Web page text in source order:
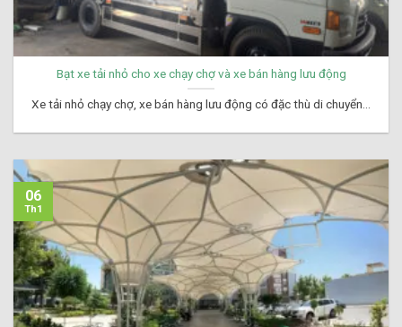
Bạt xe tải nhỏ cho xe chạy chợ và xe bán hàng lưu động
Xe tải nhỏ chạy chợ, xe bán hàng lưu động có đặc thù di chuyển...
06
Th1